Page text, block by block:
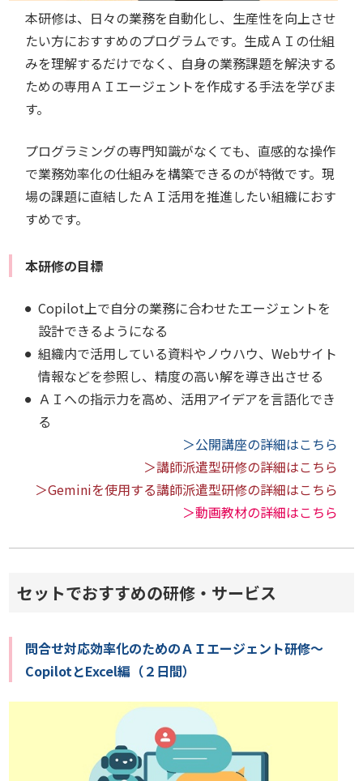
本研修は、日々の業務を自動化し、生産性を向上させ
たい方におすすめのプログラムです。生成ＡＩの仕組
みを理解するだけでなく、自身の業務課題を解決する
ための専用ＡＩエージェントを作成する手法を学びま
す。
プログラミングの専門知識がなくても、直感的な操作
で業務効率化の仕組みを構築できるのが特徴です。現
場の課題に直結したＡＩ活用を推進したい組織におす
すめです。
本研修の目標
Copilot上で自分の業務に合わせたエージェントを
設計できるようになる
組織内で活用している資料やノウハウ、Webサイト
情報などを参照し、精度の高い解を導き出させる
ＡＩへの指示力を高め、活用アイデアを言語化でき
る
＞公開講座の詳細はこちら
＞講師派遣型研修の詳細はこちら
＞Geminiを使用する講師派遣型研修の詳細はこちら
＞動画教材の詳細はこちら
セットでおすすめの研修・サービス
問合せ対応効率化のためのＡＩエージェント研修～
CopilotとExcel編（２日間）